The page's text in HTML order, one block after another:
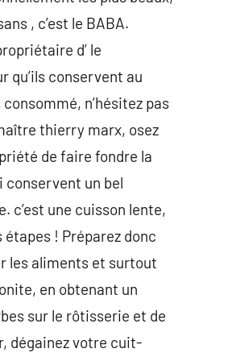
, c’est le BABA.
d’ le
qu’ils conservent au
n’hésitez pas
thierry marx, osez
de faire fondre la
conservent un bel
c’est une cuisson lente,
! Préparez donc
les aliments et surtout
en obtenant un
sur le rôtisserie et de
dégainez votre cuit-